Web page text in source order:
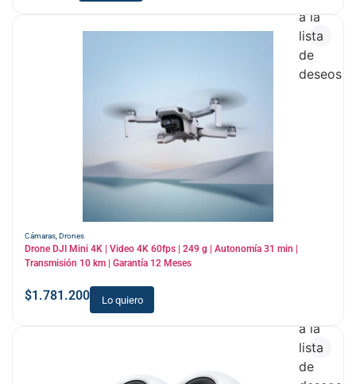
Cámaras, Drones
Drone DJI Mini 4K | Video 4K 60fps | 249 g | Autonomía 31 min |
Transmisión 10 km | Garantía 12 Meses
$1.781.200 Lo quiero
a la
lista
de
deseos
a la
lista
de